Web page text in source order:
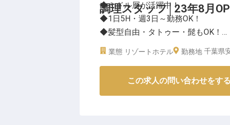
調理スタッフ│23年8月
◆ミドル層が活躍中！
◆1日5H・週3日～勤務OK！
◆髪型自由・タトゥー・髭もOK！
◆宿泊社割制度、賄い無料など待遇
るリゾートホテル。どこを切り取
と早くも口コミなどで好評です。
業態 リゾートホテル 勤務地 千葉県
この求人の問い合わせをする